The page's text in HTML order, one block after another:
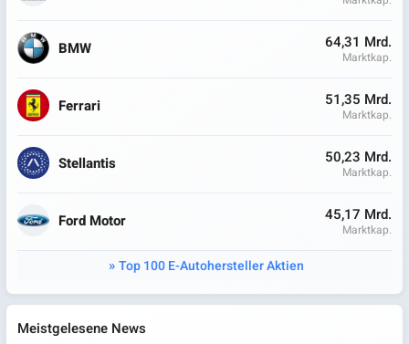
BMW 64,31 Mrd.
Marktkap.
Ferrari 51,35 Mrd.
Marktkap.
Stellantis 50,23 Mrd.
Marktkap.
Ford Motor 45,17 Mrd.
Marktkap.
Top 100 E-Autohersteller Aktien
Meistgelesene News